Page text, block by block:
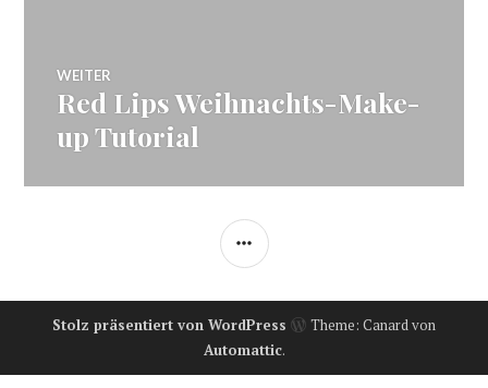
WEITER
Nächster
Red Lips Weihnachts-Make-
up Tutorial
SEITENLEISTE
Stolz präsentiert von WordPress
Theme: Canard von
Automattic.